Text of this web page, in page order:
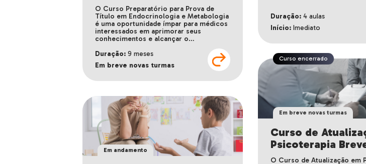
O Curso Preparatório para Prova de
Título em Endocrinologia e Metabologia
é uma oportunidade ímpar para médicos
interessados em aprimorar seus
conhecimentos e alcançar o…
Duração:9 meses
Em breve novas turmas
Duração: 4 aulas
Início: Imediato
Em andamento
Curso encerrado
Em breve novas turmas
Curso de
Psicoterapia
O Curso de Atualização em